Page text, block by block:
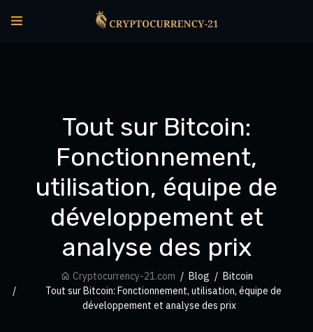
Tout sur Bitcoin:
Fonctionnement,
utilisation, équipe de
développement et
analyse des prix
Cryptocurrency-21.com Blog
Bitcoin
Tout sur Bitcoin: Fonctionnement, utilisation, équipe de
développement et analyse des prix